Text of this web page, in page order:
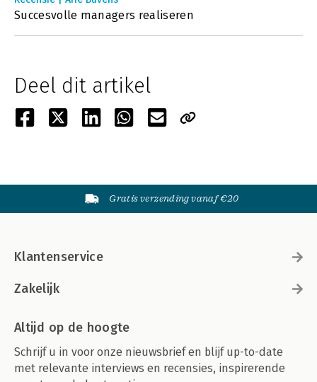
Succesvolle managers realiseren
Deel dit artikel
Gratis verzending vanaf €20
Klantenservice
Zakelijk
Altijd op de hoogte
Schrijf u in voor onze nieuwsbrief en blijf up-to-date
met relevante interviews en recensies, inspirerende